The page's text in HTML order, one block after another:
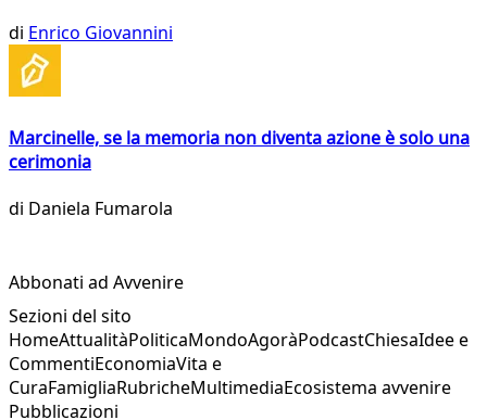
di Enrico Giovannini
Marcinelle, se la memoria non diventa azione è solo una
cerimonia
di Daniela Fumarola
Abbonati ad Avvenire
Sezioni del sito
HomeAttualitàPoliticaMondoAgoràPodcastChiesaIdee e
CommentiEconomiaVita e
CuraFamigliaRubricheMultimediaEcosistema avvenire
Pubblicazioni